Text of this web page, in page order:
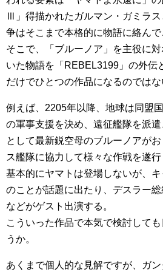
Ⅲ」得描かれたガルマン・ガミラ
争はそこまで本格的に物語に絡んで
そこで、「ブルーノア」を主役に
いた物語を「REBEL3199」の外伝
だけでひとつの作品になるのではな
例えば、2205年以降、地球は同盟
の軍事支援を決め、遠征艦隊を派
として最新鋭空母のブルーノアが
ス艦隊に協力して様々な作戦を遂行
基本的にヤマトは登場しないが、
のことが話題に出たり、デスラー
などがゲスト出演する。
こういった作品で本気で検討して
うか。
あくまで個人的な見解ですが、ガ